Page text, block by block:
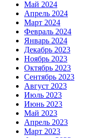
Май 2024
Апрель 2024
Март 2024
Февраль 2024
Январь 2024
Декабрь 2023
Ноябрь 2023
Октябрь 2023
Сентябрь 2023
Август 2023
Июль 2023
Июнь 2023
Май 2023
Апрель 2023
Март 2023